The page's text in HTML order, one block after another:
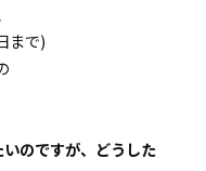
まで)
のですが、どうした